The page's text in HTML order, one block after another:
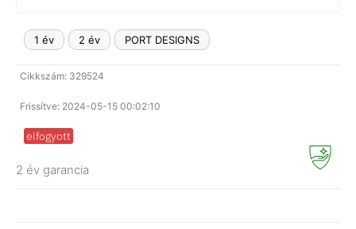
1 év 2 év PORT DESIGNS
Cikkszám: 329524
Frissítve: 2024-05-15 00:02:10
elfogyott
2 év garancia